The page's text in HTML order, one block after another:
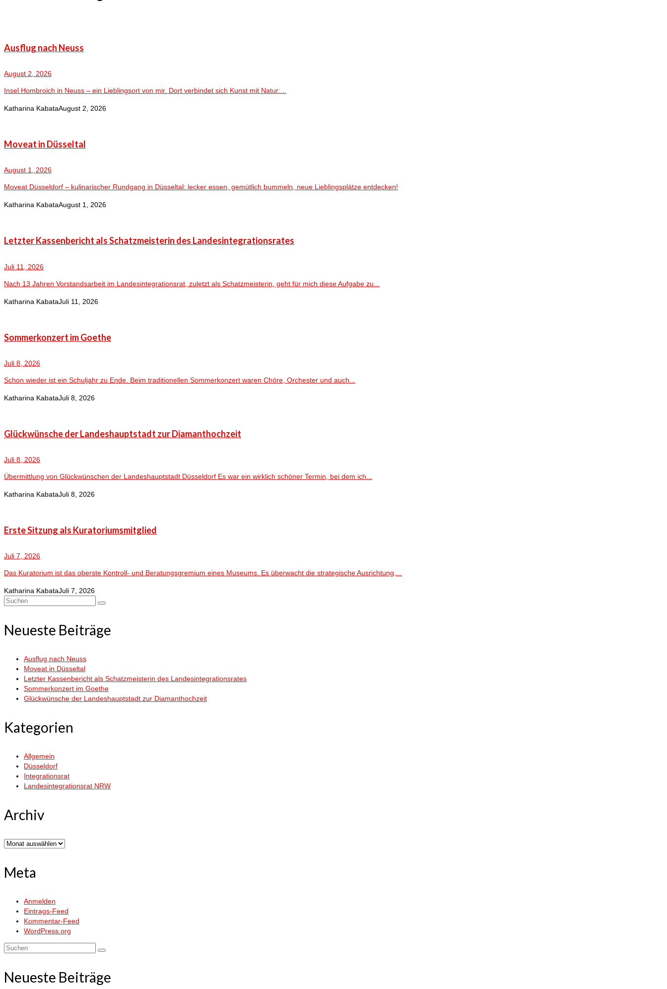
Ausflug nach Neuss
August 2, 2026
Insel Hombroich in Neuss – ein Lieblingsort von mir. Dort verbindet sich Kunst mit Natur:...
Katharina KabataAugust 2, 2026
Moveat in Düsseltal
August 1, 2026
Moveat Düsseldorf – kulinarischer Rundgang in Düsseltal: lecker essen, gemütlich bummeln, neue Lieblingsplätze entdecken!
Katharina KabataAugust 1, 2026
Letzter Kassenbericht als Schatzmeisterin des Landesintegrationsrates
Juli 11, 2026
Nach 13 Jahren Vorstandsarbeit im Landesintegrationsrat, zuletzt als Schatzmeisterin, geht für mich diese Aufgabe zu...
Katharina KabataJuli 11, 2026
Sommerkonzert im Goethe
Juli 8, 2026
Schon wieder ist ein Schuljahr zu Ende. Beim traditionellen Sommerkonzert waren Chöre, Orchester und auch...
Katharina KabataJuli 8, 2026
Glückwünsche der Landeshauptstadt zur Diamanthochzeit
Juli 8, 2026
Übermittlung von Glückwünschen der Landeshauptstadt Düsseldorf Es war ein wirklich schöner Termin, bei dem ich...
Katharina KabataJuli 8, 2026
Erste Sitzung als Kuratoriumsmitglied
Juli 7, 2026
Das Kuratorium ist das oberste Kontroll- und Beratungsgremium eines Museums. Es überwacht die strategische Ausrichtung,...
Katharina KabataJuli 7, 2026
Suchen
Neueste Beiträge
Ausflug nach Neuss
Moveat in Düsseltal
Letzter Kassenbericht als Schatzmeisterin des Landesintegrationsrates
Sommerkonzert im Goethe
Glückwünsche der Landeshauptstadt zur Diamanthochzeit
Kategorien
Allgemein
Düsseldorf
Integrationsrat
Landesintegrationsrat NRW
Archiv
Archiv
Meta
Anmelden
Eintrags-Feed
Kommentar-Feed
WordPress.org
Suchen
Neueste Beiträge